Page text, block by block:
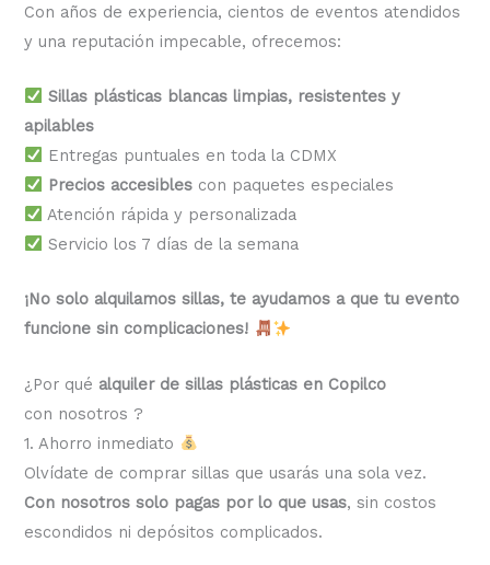
Con años de experiencia, cientos de eventos atendidos
y una reputación impecable, ofrecemos:
Sillas plásticas blancas limpias, resistentes y
apilables
Entregas puntuales en toda la CDMX
Precios accesibles con paquetes especiales
Atención rápida y personalizada
Servicio los 7 días de la semana
¡No solo alquilamos sillas, te ayudamos a que tu evento
funcione sin complicaciones!
¿Por qué alquiler de sillas plásticas en Copilco
con nosotros ?
1. Ahorro inmediato
Olvídate de comprar sillas que usarás una sola vez.
Con nosotros solo pagas por lo que usas, sin costos
escondidos ni depósitos complicados.